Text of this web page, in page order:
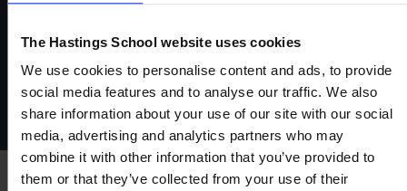
The Hastings School website uses cookies
We use cookies to personalise content and ads, to provide
social media features and to analyse our traffic. We also
share information about your use of our site with our social
media, advertising and analytics partners who may
combine it with other information that you’ve provided to
them or that they’ve collected from your use of their